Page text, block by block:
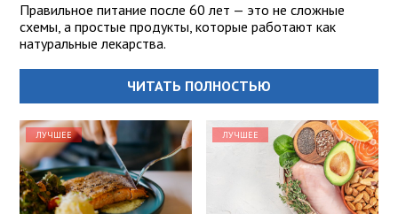
Правильное питание после 60 лет — это не сложные
схемы, а простые продукты, которые работают как
натуральные лекарства.
ЧИТАТЬ ПОЛНОСТЬЮ
ЛУЧШЕЕ ЛУЧШЕЕ